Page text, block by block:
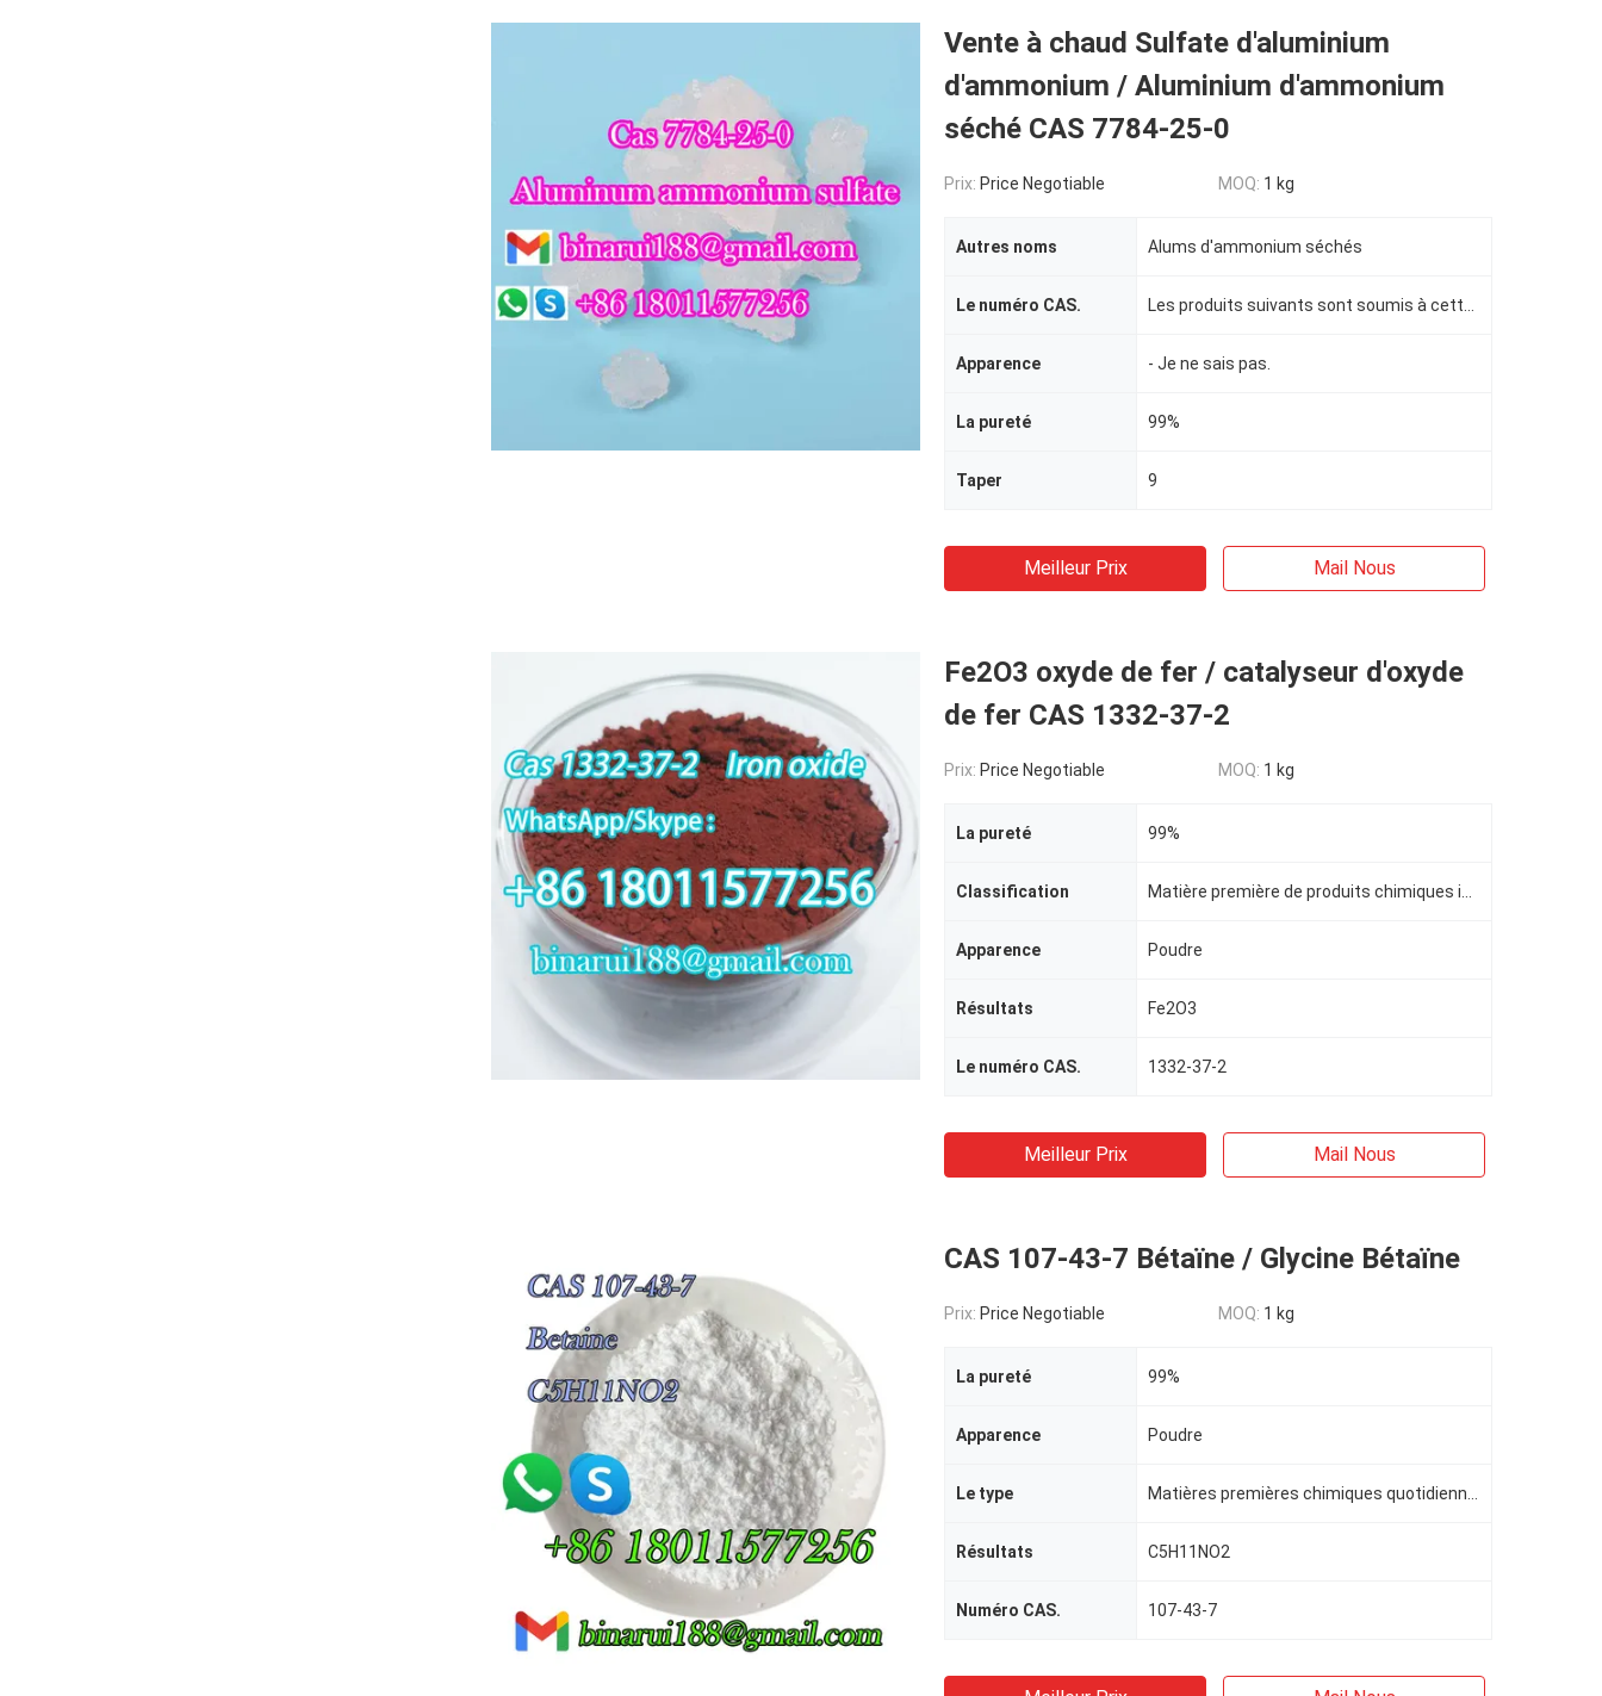
Vente à chaud Sulfate d'aluminium
d'ammonium / Aluminium d'ammonium
séché CAS 7784-25-0
Prix: Price Negotiable MOQ: 1 kg
Autres noms Alums d'ammonium séchés
Le numéro CAS.
Apparence - Je ne sais pas.
La pureté 99%
Taper 9
Meilleur Prix Mail Nous
Fe2O3 oxyde de fer / catalyseur d'oxyde
de fer CAS 1332-37-2
Prix: Price Negotiable MOQ: 1 kg
La pureté 99%
Classification
Apparence Poudre
Résultats Fe2O3
Le numéro CAS. 1332-37-2
Meilleur Prix Mail Nous
CAS 107-43-7 Bétaïne / Glycine Bétaïne
Prix: Price Negotiable MOQ: 1 kg
La pureté 99%
Apparence Poudre
Le type
Résultats C5H11NO2
Numéro CAS. 107-43-7